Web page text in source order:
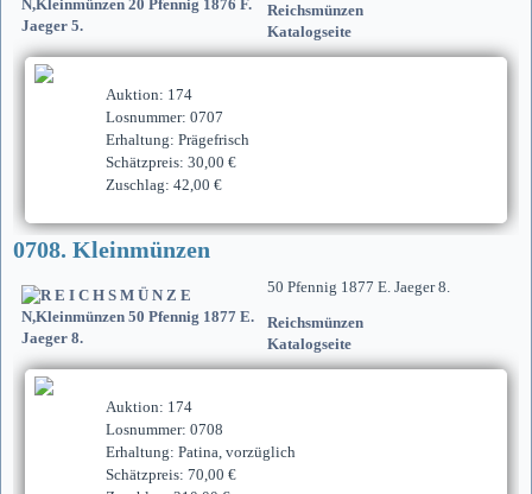
Reichsmünzen
Katalogseite
Auktion: 174
Losnummer: 0707
Erhaltung: Prägefrisch
Schätzpreis: 30,00 €
Zuschlag: 42,00 €
0708. Kleinmünzen
50 Pfennig 1877 E. Jaeger 8.
Reichsmünzen
Katalogseite
Auktion: 174
Losnummer: 0708
Erhaltung: Patina, vorzüglich
Schätzpreis: 70,00 €